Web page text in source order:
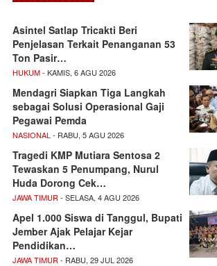
Asintel Satlap Tricakti Beri
Penjelasan Terkait Penanganan 53
Ton Pasir…
HUKUM- KAMIS, 6 AGU 2026
Mendagri Siapkan Tiga Langkah
sebagai Solusi Operasional Gaji
Pegawai Pemda
NASIONAL - RABU, 5 AGU 2026
Tragedi KMP Mutiara Sentosa 2
Tewaskan 5 Penumpang, Nurul
Huda Dorong Cek…
JAWA TIMUR - SELASA, 4 AGU 2026
Apel 1.000 Siswa di Tanggul, Bupati
Jember Ajak Pelajar Kejar
Pendidikan…
JAWA TIMUR - RABU, 29 JUL 2026